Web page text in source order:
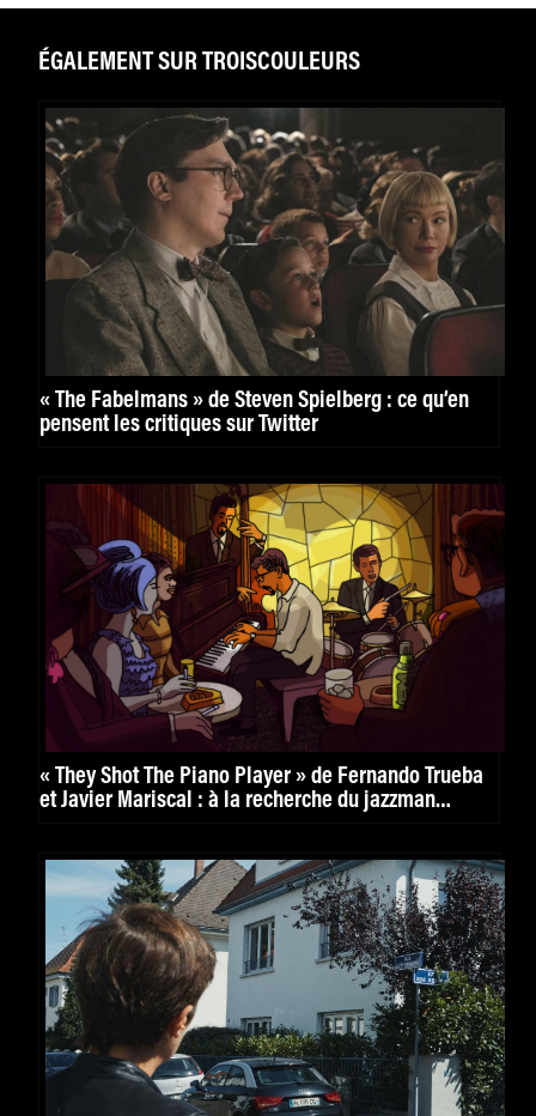
ÉGALEMENT SUR TROISCOULEURS
« The Fabelmans » de Steven Spielberg : ce qu’en
pensent les critiques sur Twitter
« They Shot The Piano Player » de Fernando Trueba
et Javier Mariscal : à la recherche du jazzman